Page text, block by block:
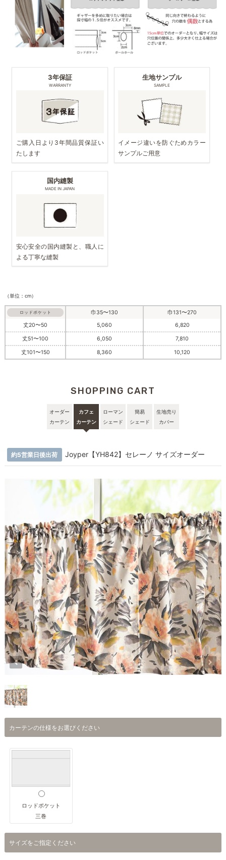
3年保証
WARRANTY
ご購入日より3年間品質保証い
たします
生地サンプル
SAMPLE
イメージ違いを防ぐためカラー
サンプルご用意
国内縫製
MADE IN JAPAN
安心安全の国内縫製と、職人に
よる丁寧な縫製
（単位：cm）
ロッドポケット 巾35〜130
巾131〜270
丈20〜50
5,060 6,820
丈51〜100 6,050 7,810
丈101〜150 8,360 10,120
SHOPPING CART
オーダー
カーテン
カフェ
カーテン
ローマン
シェード
簡易
シェード
生地売り
カバー
約5営業日後出荷 Joyper【YH842】セレーノ サイズオーダー
カーテンの仕様をお選びください
ロッドポケット
三巻
サイズをご指定ください